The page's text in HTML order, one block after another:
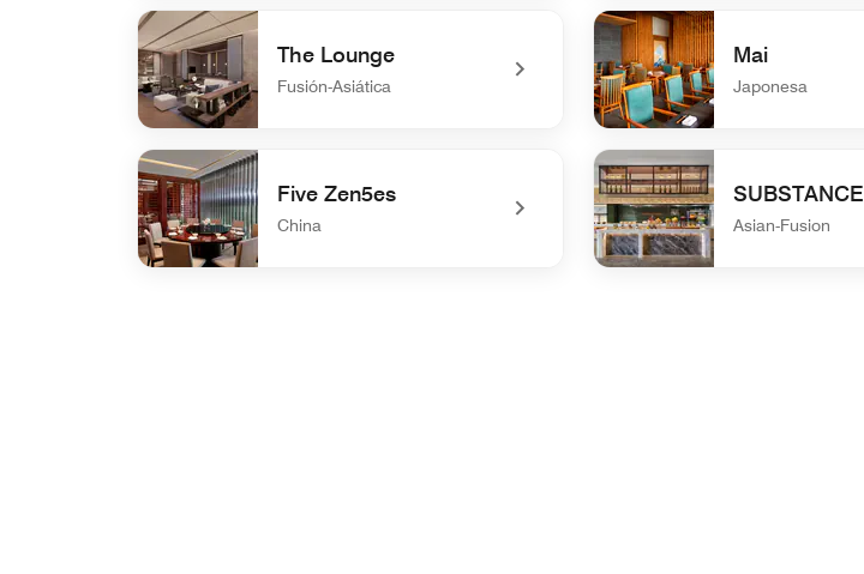
undefined Man Ho Chinese Restaurant undefined Lizhi Cafe
The Lounge
Fusión-Asiática
undefined The Lounge
Mai
Japonesa
undefined Mai
Five Zen5es
China
SUBSTANCE
Asian-Fusion